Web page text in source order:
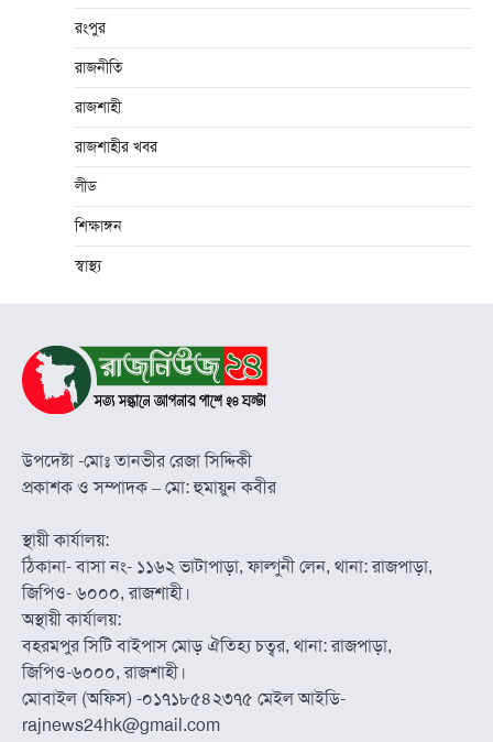
রংপুর
রাজনীতি
রাজশাহী
রাজশাহীর খবর
লীড
শিক্ষাঙ্গন
স্বাস্থ্য
উপদেষ্টা -মোঃ তানভীর রেজা সিদ্দিকী
প্রকাশক ও সম্পাদক – মো: হুমায়ুন কবীর
স্থায়ী কার্যালয়:
ঠিকানা- বাসা নং- ১১৬২ ভাটাপাড়া, ফাল্গুনী লেন, থানা: রাজপাড়া,
জিপিও- ৬০০০, রাজশাহী।
অস্থায়ী কার্যালয়:
বহরমপুর সিটি বাইপাস মোড় ঐতিহ্য চত্বর, থানা: রাজপাড়া,
জিপিও-৬০০০, রাজশাহী।
মোবাইল (অফিস) -০১৭১৮৫৪২৩৭৫ মেইল আইডি-
rajnews24hk@gmail.com